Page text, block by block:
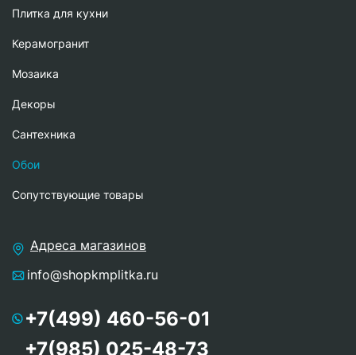
Плитка для кухни
Керамогранит
Мозаика
Декоры
Сантехника
Обои
Сопутствующие товары
Адреса магазинов
info@shopkmplitka.ru
+7(499) 460-56-01
+7(985) 025-48-73